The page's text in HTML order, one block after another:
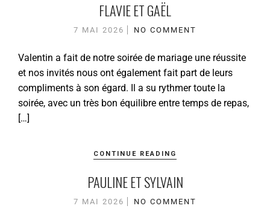
FLAVIE ET GAËL
7 MAI 2026 NO COMMENT
Valentin a fait de notre soirée de mariage une réussite
et nos invités nous ont également fait part de leurs
compliments à son égard. Il a su rythmer toute la
soirée, avec un très bon équilibre entre temps de repas,
[…]
CONTINUE READING
PAULINE ET SYLVAIN
7 MAI 2026 NO COMMENT